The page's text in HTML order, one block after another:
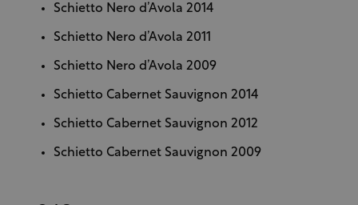
Schietto Nero d’Avola 2014
Schietto Nero d’Avola 2011
Schietto Nero d’Avola 2009
Schietto Cabernet Sauvignon 2014
Schietto Cabernet Sauvignon 2012
Schietto Cabernet Sauvignon 2009